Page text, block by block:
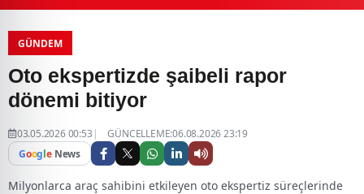
GÜNDEM
Oto ekspertizde şaibeli rapor
dönemi bitiyor
03.05.2026 00:53
GÜNCELLEME:06.08.2026 23:19
Google News
Milyonlarca araç sahibini etkileyen oto ekspertiz süreçlerinde